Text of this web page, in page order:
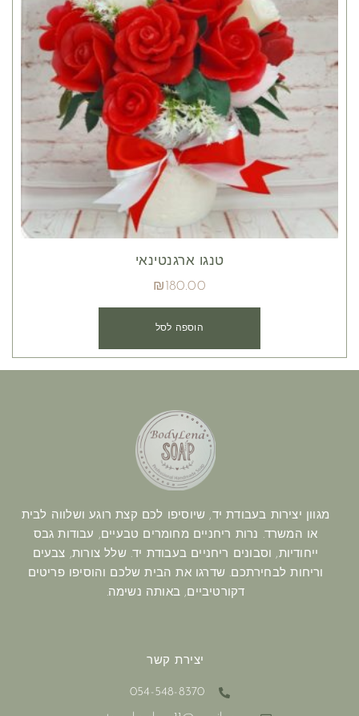
טנגו ארגנטינאי
₪180.00
הוספה לסל
מגוון יצירות בעבודת יד, שיוסיפו לכם קצת רוגע ושלווה לבית
או המשרד. נרות ריחניים מחומרים טבעיים, עבודות גבס
ייחודיות, וסבונים ריחניים בעבודת יד. שלל צורות, צבעים
וריחות לבחירתכם. שדרגו את הבית שלכם והוסיפו פריטים
דקורטיביים, באותה נשימה.
יצירת קשר
054-548-8370